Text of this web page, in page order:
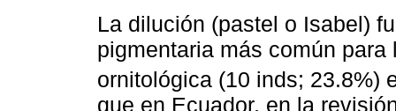
La dilución (pastel o Isabel)
pigmentaria más común
ornitológica (10 inds; 23.8%)
que en Ecuador, en la